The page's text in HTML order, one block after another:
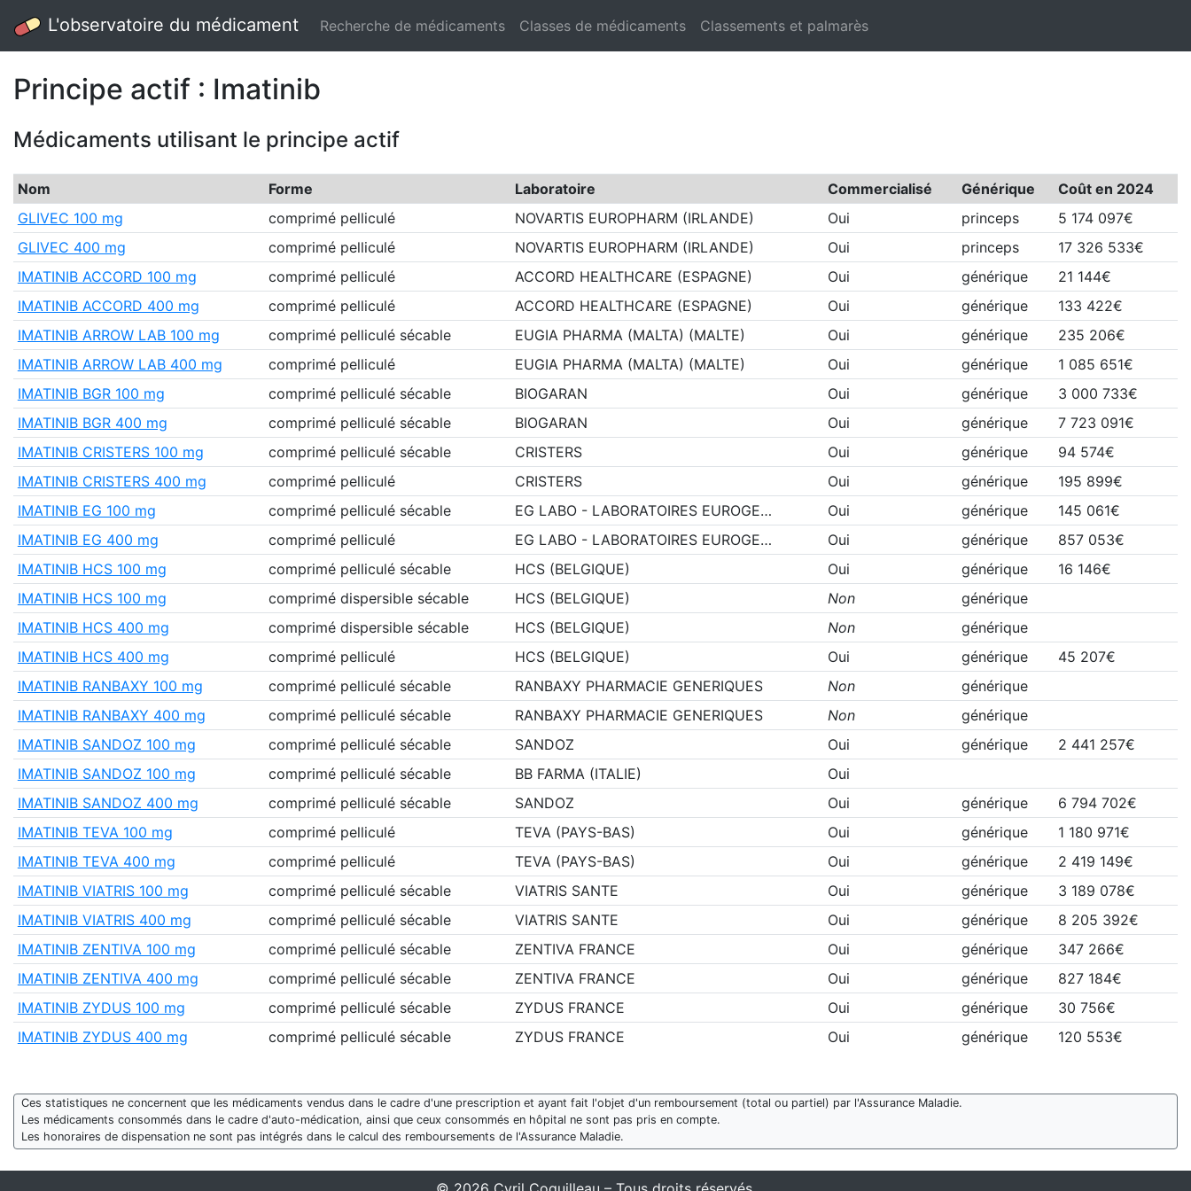
L'observatoire du médicament Recherche de médicaments Classes de médicaments Classements et palmarès
Principe actif : Imatinib
Médicaments utilisant le principe actif
Nom Forme Laboratoire Commercialisé Générique
Coût en 2024
GLIVEC 100 mg
comprimé pelliculé NOVARTIS EUROPHARM (IRLANDE) Oui princeps
5 174 097€
GLIVEC 400 mg
comprimé pelliculé NOVARTIS EUROPHARM (IRLANDE) Oui princeps
17 326 533€
IMATINIB ACCORD 100 mg
comprimé pelliculé ACCORD HEALTHCARE (ESPAGNE) Oui générique
21 144€
IMATINIB ACCORD 400 mg
comprimé pelliculé ACCORD HEALTHCARE (ESPAGNE) Oui générique
133 422€
IMATINIB ARROW LAB 100 mg
comprimé pelliculé sécable EUGIA PHARMA (MALTA) (MALTE) Oui générique
235 206€
IMATINIB ARROW LAB 400 mg
comprimé pelliculé EUGIA PHARMA (MALTA) (MALTE) Oui générique
1 085 651€
IMATINIB BGR 100 mg
comprimé pelliculé sécable BIOGARAN Oui générique
3 000 733€
IMATINIB BGR 400 mg
comprimé pelliculé sécable BIOGARAN Oui générique
7 723 091€
IMATINIB CRISTERS 100 mg
comprimé pelliculé sécable CRISTERS Oui générique
94 574€
IMATINIB CRISTERS 400 mg
comprimé pelliculé CRISTERS Oui générique
195 899€
IMATINIB EG 100 mg
comprimé pelliculé sécable EG LABO - LABORATOIRES EUROGE… Oui générique
145 061€
IMATINIB EG 400 mg
comprimé pelliculé EG LABO - LABORATOIRES EUROGE… Oui générique
857 053€
IMATINIB HCS 100 mg
comprimé pelliculé sécable HCS (BELGIQUE) Oui générique
16 146€
IMATINIB HCS 100 mg
comprimé dispersible sécable HCS (BELGIQUE) Non
générique
IMATINIB HCS 400 mg
comprimé dispersible sécable HCS (BELGIQUE) Non
générique
IMATINIB HCS 400 mg
comprimé pelliculé HCS (BELGIQUE) Oui générique
45 207€
IMATINIB RANBAXY 100 mg
comprimé pelliculé sécable RANBAXY PHARMACIE GENERIQUES Non
générique
IMATINIB RANBAXY 400 mg
comprimé pelliculé sécable RANBAXY PHARMACIE GENERIQUES Non
générique
IMATINIB SANDOZ 100 mg
comprimé pelliculé sécable SANDOZ Oui générique
2 441 257€
IMATINIB SANDOZ 100 mg
comprimé pelliculé sécable BB FARMA (ITALIE)
Oui
IMATINIB SANDOZ 400 mg
comprimé pelliculé sécable SANDOZ Oui générique
6 794 702€
IMATINIB TEVA 100 mg
comprimé pelliculé TEVA (PAYS-BAS) Oui générique
1 180 971€
IMATINIB TEVA 400 mg
comprimé pelliculé TEVA (PAYS-BAS) Oui générique
2 419 149€
IMATINIB VIATRIS 100 mg
comprimé pelliculé sécable VIATRIS SANTE Oui générique
3 189 078€
IMATINIB VIATRIS 400 mg
comprimé pelliculé sécable VIATRIS SANTE Oui générique
8 205 392€
IMATINIB ZENTIVA 100 mg
comprimé pelliculé sécable ZENTIVA FRANCE Oui générique
347 266€
IMATINIB ZENTIVA 400 mg
comprimé pelliculé sécable ZENTIVA FRANCE Oui générique
827 184€
IMATINIB ZYDUS 100 mg
comprimé pelliculé sécable ZYDUS FRANCE Oui générique
30 756€
IMATINIB ZYDUS 400 mg
comprimé pelliculé sécable ZYDUS FRANCE Oui générique 120 553€
Ces statistiques ne concernent que les médicaments vendus dans le cadre d'une prescription et ayant fait l'objet d'un remboursement (total ou partiel) par l'Assurance Maladie.
Les médicaments consommés dans le cadre d'auto-médication, ainsi que ceux consommés en hôpital ne sont pas pris en compte.
Les honoraires de dispensation ne sont pas intégrés dans le calcul des remboursements de l'Assurance Maladie.